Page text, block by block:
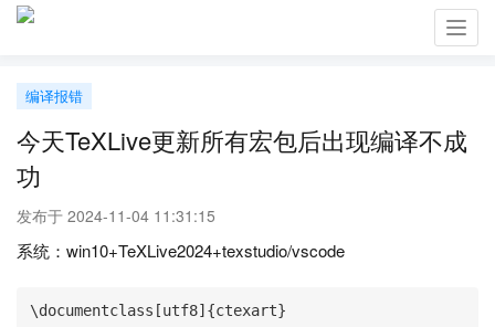
编译报错
今天TeXLive更新所有宏包后出现编译不成
功
发布于 2024-11-04 11:31:15
系统：win10+TeXLive2024+texstudio/vscode
\documentclass[utf8]{ctexart}